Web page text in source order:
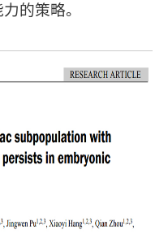
的策略。